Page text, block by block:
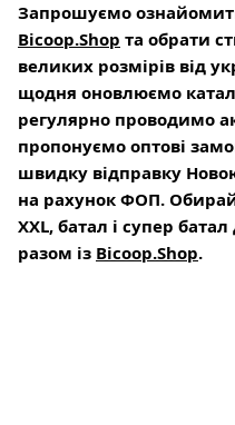
Запрошуємо
Bicoop.Shop та обрати
великих розмірів від
щодня оновлюємо
регулярно проводимо
пропонуємо оптові
швидку відправку
на рахунок ФОП.
XXL, батал і супер
разом із Bicoop.Shop.